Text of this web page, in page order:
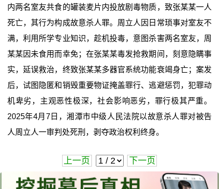
内两名室友共食的罐装麦片内投放剧毒物质，致张某某一人
死亡，其行为构成故意杀人罪。周立人因日常琐事对室友不
满，利用所学专业知识，趁机投毒，意图杀害两名室友，周
某某因未食用而幸免；在张某某毒发抢救期间，刻意隐瞒事
实，延误救治，终致张某某多器官系统功能衰竭身亡；案发
后，试图隐匿和销毁重要物证掩盖罪行、逃避惩罚，犯罪动
机卑劣，主观恶性极深，社会影响恶劣，罪行极其严重。
2025年4月7日，湘潭市中级人民法院以故意杀人罪对被告
人周立人一审判处死刑，剥夺政治权利终身。
上一页 下一页